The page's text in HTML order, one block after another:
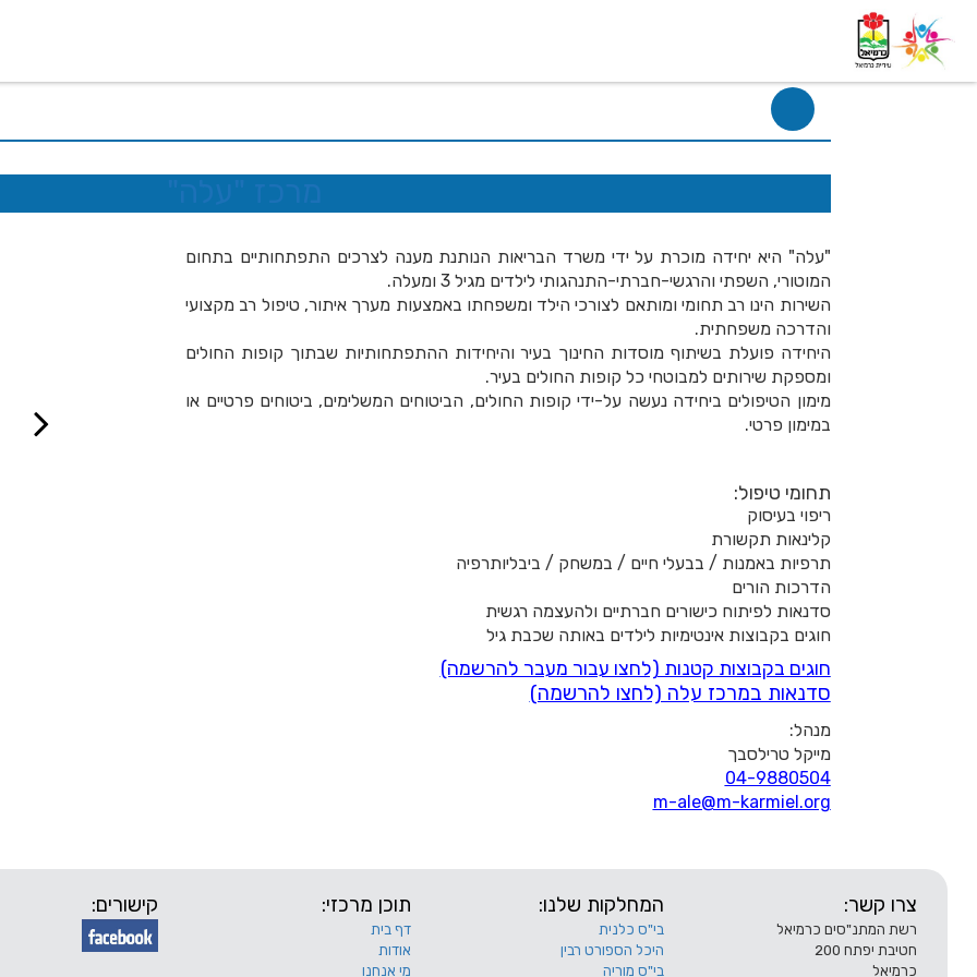
"עלה" היא יחידה מוכרת על ידי משרד הבריאות הנותנת מענה לצרכים התפתחותיים בתחום
המוטורי, השפתי והרגשי-חברתי-התנהגותי לילדים מגיל 3 ומעלה.
השירות הינו רב תחומי ומותאם לצורכי הילד ומשפחתו באמצעות מערך איתור, טיפול רב מקצועי
והדרכה משפחתית.
היחידה פועלת בשיתוף מוסדות החינוך בעיר והיחידות ההתפתחותיות שבתוך קופות החולים
ומספקת שירותים למבוטחי כל קופות החולים בעיר.
מימון הטיפולים ביחידה נעשה על-ידי קופות החולים, הביטוחים המשלימים, ביטוחים פרטיים או
במימון פרטי.
תחומי טיפול:
ריפוי בעיסוק
קלינאות תקשורת
תרפיות באמנות / בבעלי חיים / במשחק / ביבליותרפיה
הדרכות הורים
סדנאות לפיתוח כישורים חברתיים ולהעצמה רגשית
חוגים בקבוצות אינטימיות לילדים באותה שכבת גיל
חוגים בקבוצות קטנות (לחצו עבור מעבר להרשמה)
סדנאות במרכז עלה (לחצו להרשמה)
מנהל:
מייקל טרילסבך
04-9880504
m-ale@m-karmiel.org
צרו קשר:
רשת המתנ"סים כרמיאל
חטיבת יפתח 200
כרמיאל
המחלקות שלנו:
בי"ס כלנית
היכל הספורט רבין
בי"ס מוריה
תוכן מרכזי:
דף בית
אודות
מי אנחנו
קישורים: